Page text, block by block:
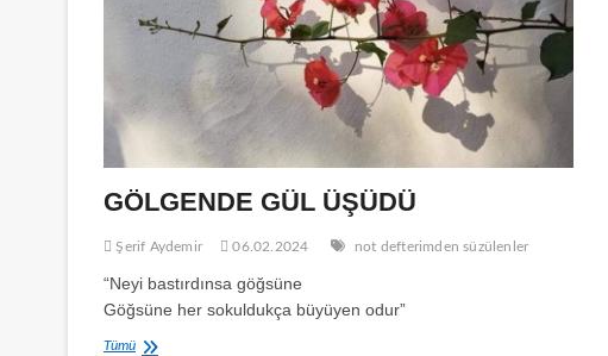
GÖLGENDE GÜL ÜŞÜDÜ
Şerif Aydemir 06.02.2024 not defterimden süzülenler
“Neyi bastırdınsa göğsüne
Göğsüne her sokuldukça büyüyen odur”
TümüGÖLGENDE